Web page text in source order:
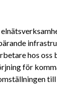
hos
för